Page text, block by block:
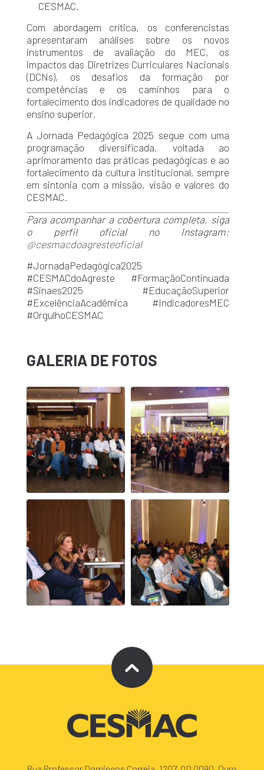
CESMAC.
Com abordagem crítica, os conferencistas
apresentaram análises sobre os novos
instrumentos de avaliação do MEC, os
impactos das Diretrizes Curriculares Nacionais
(DCNs), os desafios da formação por
competências e os caminhos para o
fortalecimento dos indicadores de qualidade no
ensino superior.
A Jornada Pedagógica 2025 segue com uma
programação diversificada, voltada ao
aprimoramento das práticas pedagógicas e ao
fortalecimento da cultura institucional, sempre
em sintonia com a missão, visão e valores do
CESMAC.
Para acompanhar a cobertura completa, siga
o perfil oficial no Instagram:
@cesmacdoagresteoficial
#JornadaPedagógica2025
#CESMACdoAgreste #FormaçãoContinuada
#Sinaes2025 #EducaçãoSuperior
#ExcelênciaAcadêmica #IndicadoresMEC
#OrgulhoCESMAC
GALERIA DE FOTOS